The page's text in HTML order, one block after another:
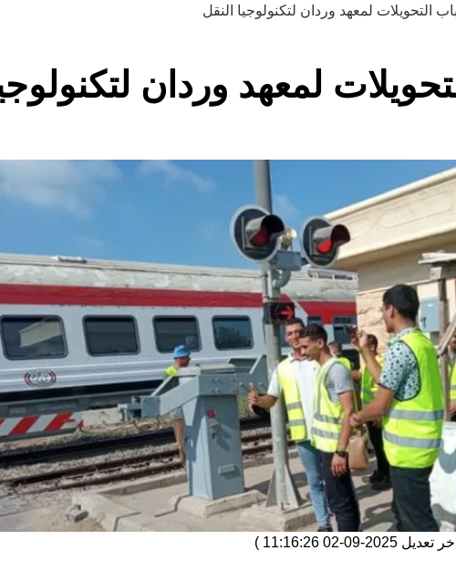
التحويلات لمعهد وردان لتكنولوجيا النقل
لمعهد وردان
تعديل 2025-09-02 11:16:26
)